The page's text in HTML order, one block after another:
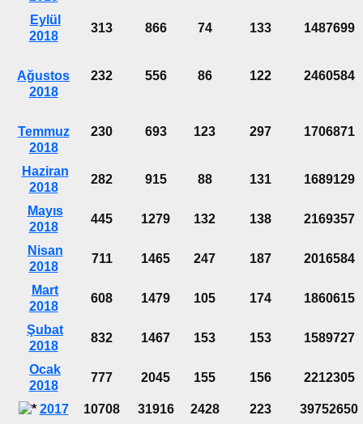
Eylül
2018
313 866 74 133 1487699
Ağustos
2018
232 556 86 122 2460584
Temmuz
2018
230 693 123 297 1706871
Haziran
2018
282 915 88 131 1689129
Mayıs
2018
445 1279 132 138 2169357
Nisan
2018
711 1465 247 187 2016584
Mart
2018
608 1479 105 174 1860615
Şubat
2018
832 1467 153 153 1589727
Ocak
2018
777 2045 155 156 2212305
2017 10708 31916 2428 223
39752650